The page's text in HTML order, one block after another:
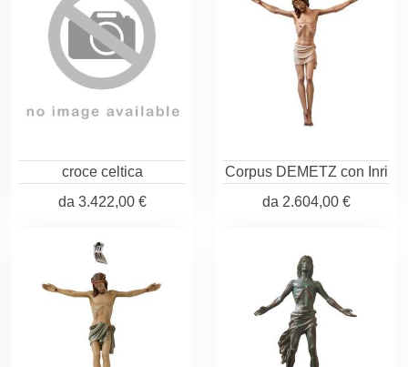
croce celtica
da 3.422,00 €
Corpus DEMETZ con Inri
da 2.604,00 €